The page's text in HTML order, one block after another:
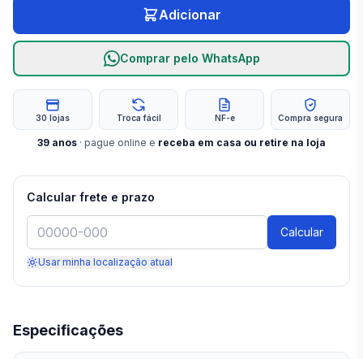
Especificações
Adicionar
Comprar pelo WhatsApp
30 lojas Troca fácil NF-e Compra segura
39 anos · pague online e receba em casa ou retire na loja
Calcular frete e prazo
Calcular
Usar minha localização atual